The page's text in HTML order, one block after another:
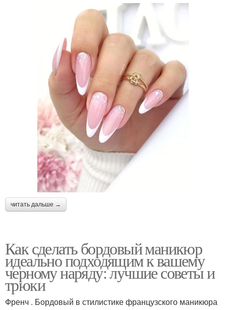
читать дальше →
Как сделать бордовый маникюр
идеально подходящим к вашему
черному наряду: лучшие советы и
трюки
Френч . Бордовый в стилистике французского маникюра